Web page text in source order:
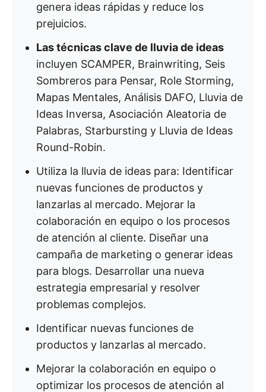
genera ideas rápidas y reduce los
prejuicios.
Las técnicas clave de lluvia de ideas
incluyen SCAMPER, Brainwriting, Seis
Sombreros para Pensar, Role Storming,
Mapas Mentales, Análisis DAFO, Lluvia de
Ideas Inversa, Asociación Aleatoria de
Palabras, Starbursting y Lluvia de Ideas
Round-Robin.
Utiliza la lluvia de ideas para: Identificar
nuevas funciones de productos y
lanzarlas al mercado. Mejorar la
colaboración en equipo o los procesos
de atención al cliente. Diseñar una
campaña de marketing o generar ideas
para blogs. Desarrollar una nueva
estrategia empresarial y resolver
problemas complejos.
Identificar nuevas funciones de
productos y lanzarlas al mercado.
Mejorar la colaboración en equipo o
optimizar los procesos de atención al